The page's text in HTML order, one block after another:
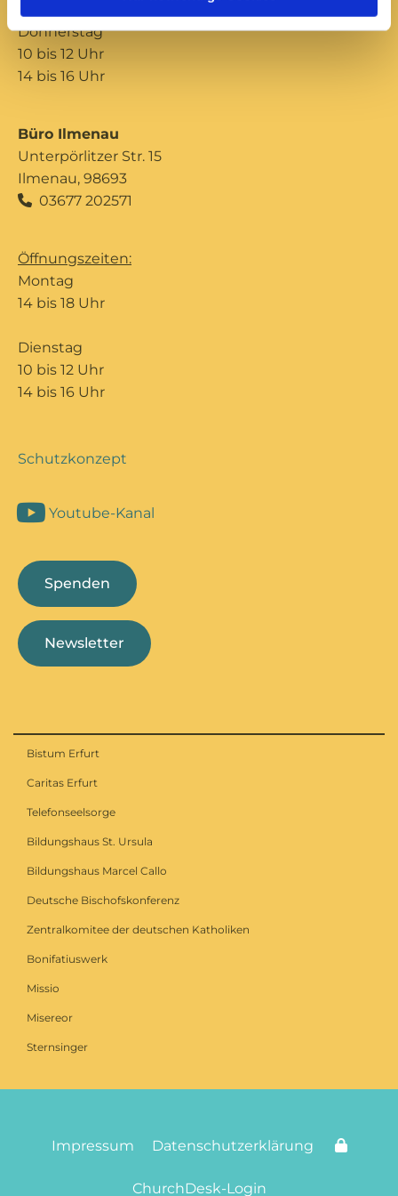
Donnerstag
10 bis 12 Uhr
14 bis 16 Uhr
Büro Ilmenau
Unterpörlitzer Str. 15
Ilmenau, 98693
 03677 202571
Öffnungszeiten:
Montag
14 bis 18 Uhr
Dienstag
10 bis 12 Uhr
14 bis 16 Uhr
Schutzkonzept
Youtube-Kanal
Spenden
Newsletter
Bistum Erfurt
Caritas Erfurt
Telefonseelsorge
Bildungshaus St. Ursula
Bildungshaus Marcel Callo
Deutsche Bischofskonferenz
Zentralkomitee der deutschen Katholiken
Bonifatiuswerk
Missio
Misereor
Sternsinger
Impressum Datenschutzerklärung
ChurchDesk-Login